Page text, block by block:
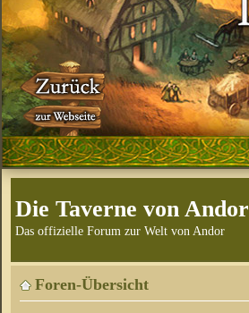
Die Taverne von Andor
Das offizielle Forum zur Welt von Andor
Foren-Übersicht